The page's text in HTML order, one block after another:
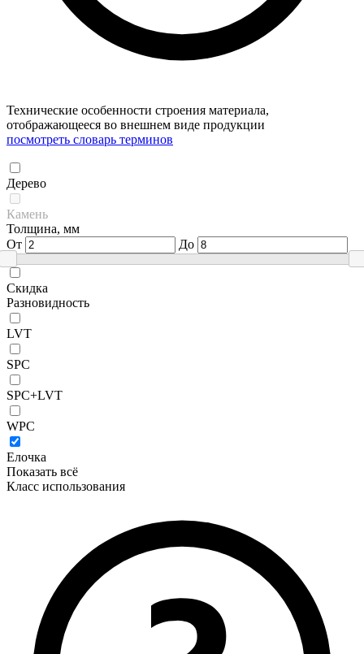
Технические особенности строения материала,
отображающееся во внешнем виде продукции
посмотреть словарь терминов
Дерево
Камень
Толщина, мм
От
До
Скидка
Разновидность
LVT
SPC
SPC+LVT
WPC
Елочка
Показать всё
Класс использования